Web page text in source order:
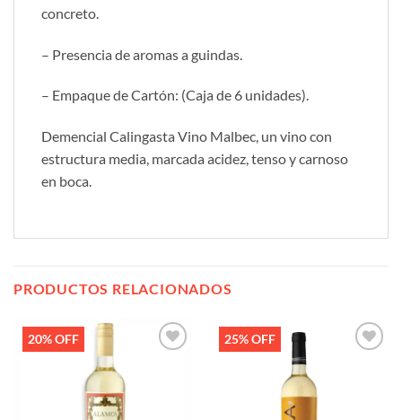
concreto.
– Presencia de aromas a guindas.
– Empaque de Cartón: (Caja de 6 unidades).
Demencial Calingasta Vino Malbec, un vino con
estructura media, marcada acidez, tenso y carnoso
en boca.
PRODUCTOS RELACIONADOS
20% OFF 25% OFF